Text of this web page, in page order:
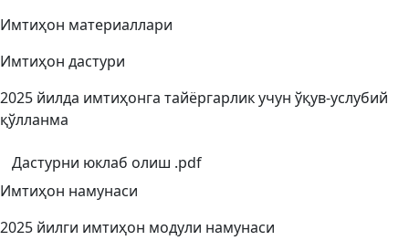
Имтиҳон материаллари
Имтиҳон дастури
2025 йилда имтиҳонга тайёргарлик учун ўқув-услубий
қўлланма
Дастурни юклаб олиш .pdf
Имтиҳон намунаси
2025 йилги имтиҳон модули намунаси